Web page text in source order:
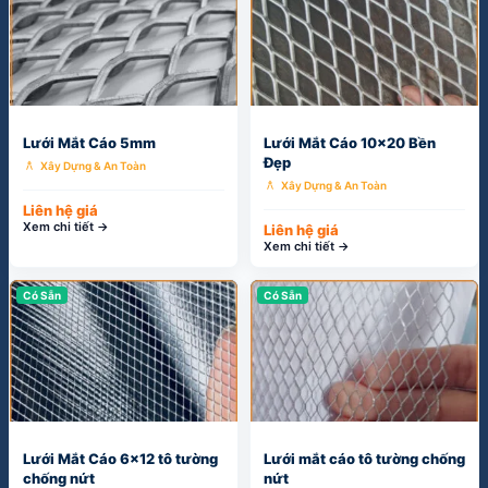
Lưới Mắt Cáo 5mm
architecture Xây Dựng & An Toàn
Liên hệ giá
Xem chi tiết →
Lưới Mắt Cáo 10x20 Bền
Đẹp
architecture Xây Dựng & An Toàn
Liên hệ giá
Xem chi tiết →
Có Sẵn
Lưới Mắt Cáo 6x12 tô tường
chống nứt
Có Sẵn
Lưới mắt cáo tô tường chống
nứt